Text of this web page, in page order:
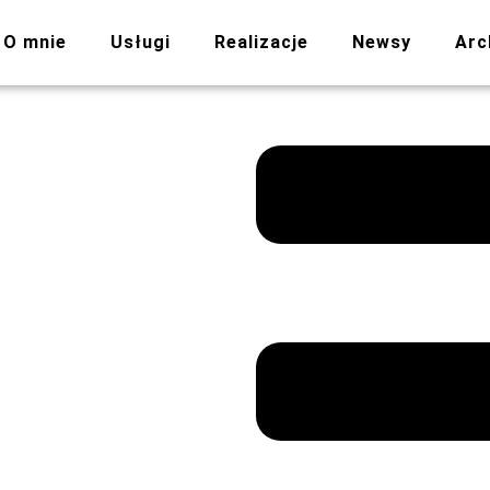
O mnie Usługi Realizacje Newsy